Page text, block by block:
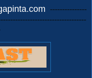
---------------